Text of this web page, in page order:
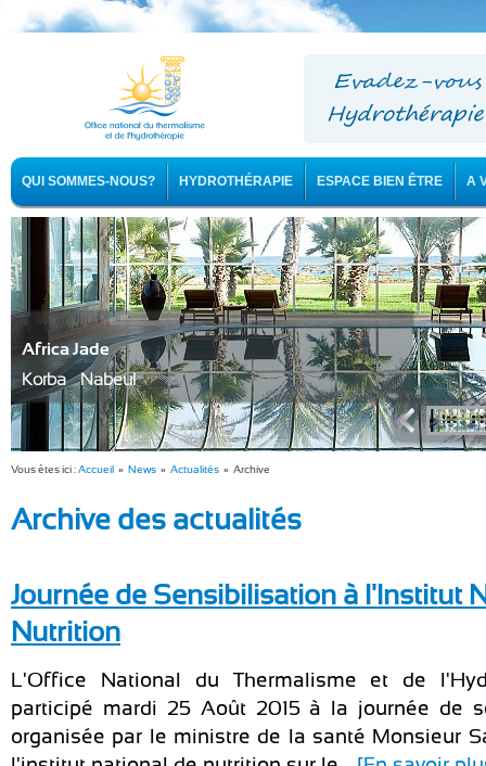
QUI SOMMES-NOUS? HYDROTHÉRAPIE ESPACE BIEN ÊTRE A
Africa Jade
Korba - Nabeul
Vous êtes ici :Accueil » News » Actualités » Archive
Archive des actualités
Journée de Sensibilisation à l'Institut
Nutrition
L'Office National du Thermalisme et de
participé mardi 25 Août 2015 à la journée de
organisée par le ministre de la santé Monsieur